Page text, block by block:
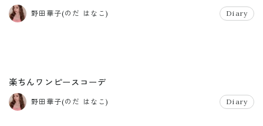
野田華子(のだ はなこ) Diary
楽ちんワンピースコーデ
野田華子(のだ はなこ) Diary